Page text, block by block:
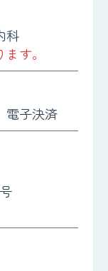
科
す。
電子決済